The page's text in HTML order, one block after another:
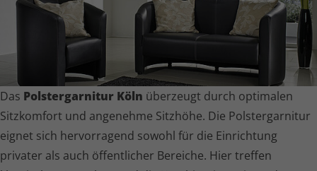
Das Polster­garnitur Köln überzeugt durch optimalen
Sitzkomfort und angenehme Sitzhöhe. Die Polster­garnitur
eignet sich hervorragend sowohl für die Einrichtung
privater als auch öffentlicher Bereiche. Hier treffen